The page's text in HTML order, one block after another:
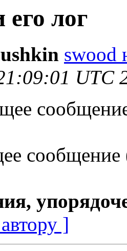
лог
swood
UTC
сообщение
]